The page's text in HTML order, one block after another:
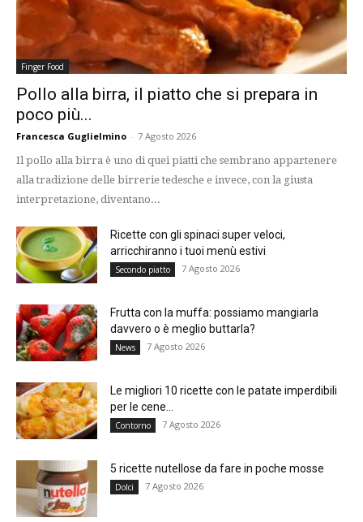
Finger Food
Pollo alla birra, il piatto che si prepara in
poco più...
Francesca Guglielmino - 7 Agosto 2026
Il pollo alla birra è uno di quei piatti che sembrano appartenere
alla tradizione delle birrerie tedesche e invece, con la giusta
interpretazione, diventano...
Ricette con gli spinaci super veloci,
arricchiranno i tuoi menù estivi
Secondo piatto 7 Agosto 2026
Frutta con la muffa: possiamo mangiarla
davvero o è meglio buttarla?
News 7 Agosto 2026
Le migliori 10 ricette con le patate imperdibili
per le cene...
Contorno 7 Agosto 2026
5 ricette nutellose da fare in poche mosse
Dolci 7 Agosto 2026